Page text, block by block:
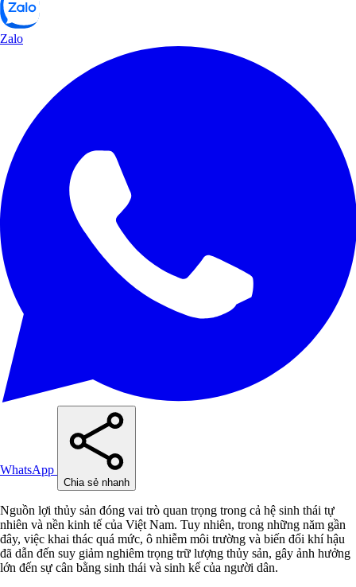
Zalo
WhatsApp
Chia sẻ nhanh
Nguồn lợi thủy sản đóng vai trò quan trọng trong cả hệ sinh thái tự
nhiên và nền kinh tế của Việt Nam. Tuy nhiên, trong những năm gần
đây, việc khai thác quá mức, ô nhiễm môi trường và biến đổi khí hậu
đã dẫn đến suy giảm nghiêm trọng trữ lượng thủy sản, gây ảnh hưởng
lớn đến sự cân bằng sinh thái và sinh kế của người dân.